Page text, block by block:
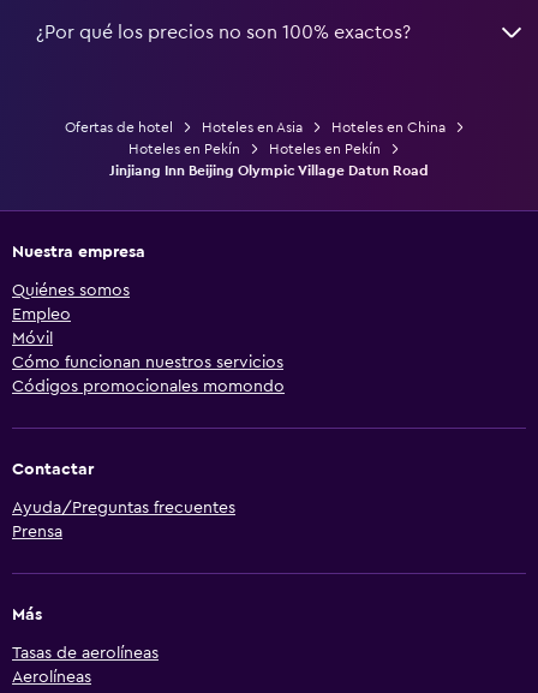
¿Por qué los precios no son 100% exactos?
Ofertas de hotel Hoteles en Asia
Hoteles en China
Hoteles en Pekín
Hoteles en Pekín
Jinjiang Inn Beijing Olympic Village Datun Road
Nuestra empresa
Quiénes somos
Empleo
Móvil
Cómo funcionan nuestros servicios
Códigos promocionales momondo
Contactar
Ayuda/Preguntas frecuentes
Prensa
Más
Tasas de aerolíneas
Aerolíneas